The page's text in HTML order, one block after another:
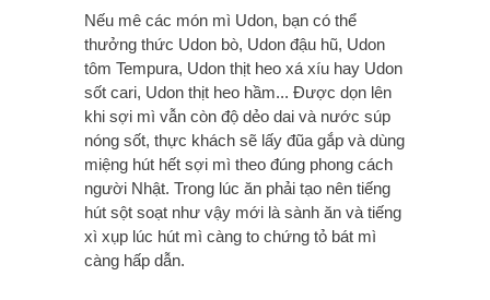
Nếu mê các món mì Udon, bạn có thể
thưởng thức Udon bò, Udon đậu hũ, Udon
tôm Tempura, Udon thịt heo xá xíu hay Udon
sốt cari, Udon thịt heo hầm... Được dọn lên
khi sợi mì vẫn còn độ dẻo dai và nước súp
nóng sốt, thực khách sẽ lấy đũa gắp và dùng
miệng hút hết sợi mì theo đúng phong cách
người Nhật. Trong lúc ăn phải tạo nên tiếng
hút sột soạt như vậy mới là sành ăn và tiếng
xì xụp lúc hút mì càng to chứng tỏ bát mì
càng hấp dẫn.